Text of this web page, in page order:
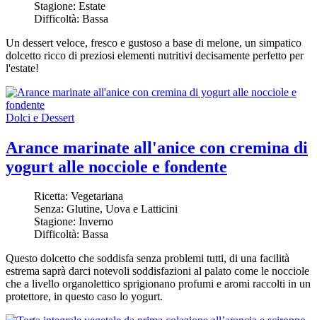
Stagione: Estate
Difficoltà: Bassa
Un dessert veloce, fresco e gustoso a base di melone, un simpatico
dolcetto ricco di preziosi elementi nutritivi decisamente perfetto per
l'estate!
Dolci e Dessert
Arance marinate all'anice con cremina di
yogurt alle nocciole e fondente
Ricetta: Vegetariana
Senza: Glutine, Uova e Latticini
Stagione: Inverno
Difficoltà: Bassa
Questo dolcetto che soddisfa senza problemi tutti, di una facilità
estrema saprà darci notevoli soddisfazioni al palato come le nocciole
che a livello organolettico sprigionano profumi e aromi raccolti in un
protettore, in questo caso lo yogurt.